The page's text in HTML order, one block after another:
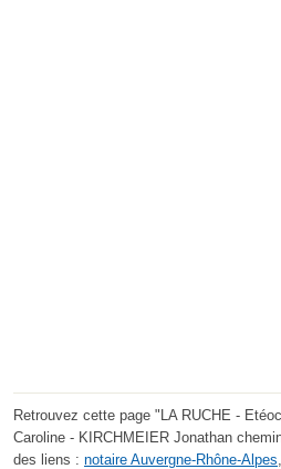
Retrouvez cette page "LA RUCHE -
Caroline - KIRCHMEIER Jonathan
des liens : notaire Auvergne-Rhône-Alpes,